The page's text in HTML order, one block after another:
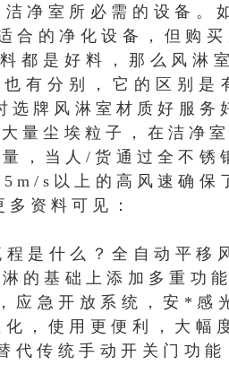
净室所必需的设备。
合的净化设备，但购
都是好料，那么风淋
有分别，它的区别是
牌风淋室材质好服务
量尘埃粒子，在洁净
，当人/货通过全不锈
s以上的高风速确保
资料可见：
程是什么？全自动平移
的基础上添加多重功
应急开放系统，安*感
，使用更便利，大幅
代传统手动开关门功